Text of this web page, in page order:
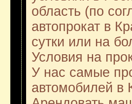
область (по
автопрокат в
сутки или на
Условия на
У нас самые
автомобилей в